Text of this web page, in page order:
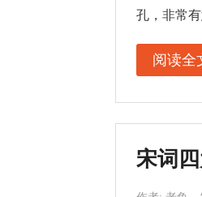
孔，非常
阅读全
宋词